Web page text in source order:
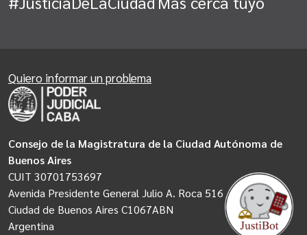
Consejo de la Magistratura de la Ciudad Autónoma de
Buenos Aires
CUIT 30701753697
Avenida Presidente General Julio A. Roca 516
Ciudad de Buenos Aires C1067ABN
Argentina
Quiero informar un problema